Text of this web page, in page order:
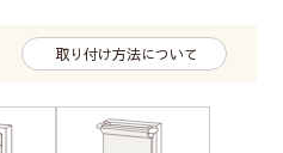
取り付け方法について